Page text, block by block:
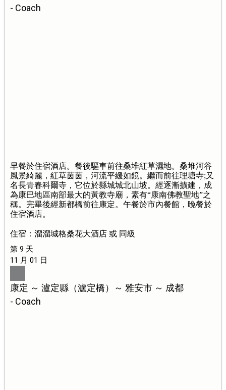
- Coach
早餐於住宿酒店。餐後驅車前往桑堆紅草濕地。桑堆河谷
風景綺麗，紅草茵茵，河流平緩如鏡。繼而前往理塘寺;又
名長青春科爾寺，它位於縣城城北山坡。經逐漸擴建，成
為康巴地區南部最大的黃教寺廟，素有“康南佛教聖地”之
稱。完畢後經新都橋前往康定。午餐於市內餐館，晚餐於
住宿酒店。
住宿：溜溜城格桑花大酒店 或 同級
第 9 天
11 月 01 日
康定 ～ 瀘定縣（瀘定橋）～ 雅安市 ～ 成都
- Coach